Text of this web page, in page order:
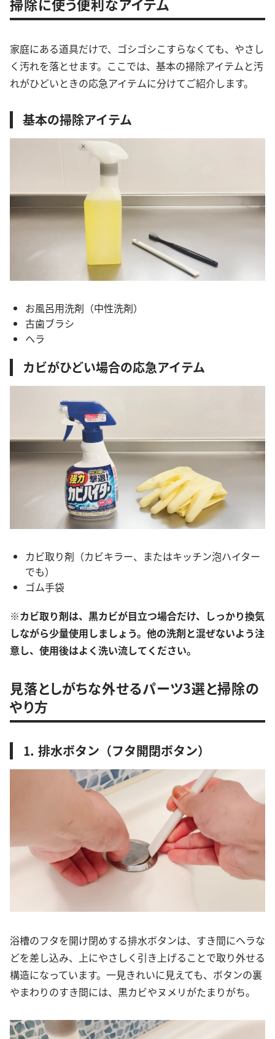
家庭にある道具だけで、ゴシゴシこすらなくても、やさし
く汚れを落とせます。ここでは、基本の掃除アイテムと汚
れがひどいときの応急アイテムに分けてご紹介します。
基本の掃除アイテム
お風呂用洗剤（中性洗剤）
古歯ブラシ
ヘラ
カビがひどい場合の応急アイテム
カビ取り剤（カビキラー、またはキッチン泡ハイター
でも）
ゴム手袋
※カビ取り剤は、黒カビが目立つ場合だけ、しっかり換気
しながら少量使用しましょう。他の洗剤と混ぜないよう注
意し、使用後はよく洗い流してください。
見落としがちな外せるパーツ3選と掃除の
やり方
⒈ 排水ボタン（フタ開閉ボタン）
浴槽のフタを開け閉めする排水ボタンは、すき間にヘラな
どを差し込み、上にやさしく引き上げることで取り外せる
構造になっています。一見きれいに見えても、ボタンの裏
やまわりのすき間には、黒カビやヌメリがたまりがち。